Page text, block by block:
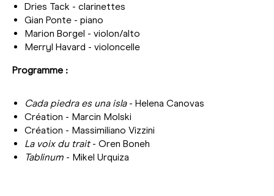
Dries Tack - clarinettes
Gian Ponte - piano
Marion Borgel - violon/alto
Merryl Havard - violoncelle
Programme :
Cada piedra es una isla- Helena Canovas
Création - Marcin Molski
Création - Massimiliano Vizzini
La voix du trait- Oren Boneh
Tablinum - Mikel Urquiza